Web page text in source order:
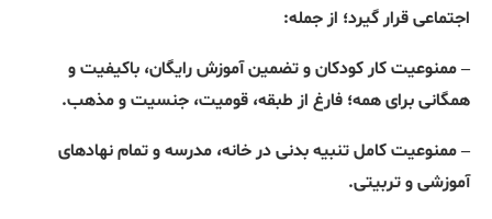
اجتماعی قرار گیرد؛ از جمله:
– ممنوعیت کار کودکان و تضمین آموزش رایگان، باکیفیت و
همگانی برای همه؛ فارغ از طبقه، قومیت، جنسیت و مذهب.
– ممنوعیت کامل تنبیه بدنی در خانه، مدرسه و تمام نهادهای
آموزشی و تربیتی.